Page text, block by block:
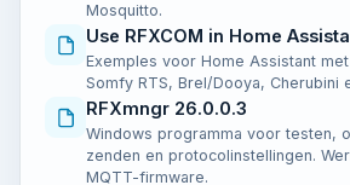
Mosquitto.
Use RFXCOM in Home
Exemples voor Home Assistant met
Somfy RTS, Brel/Dooya, Cherubini
RFXmngr 26.0.0.3
Windows programma voor testen,
zenden en protocolinstellingen.
MQTT-firmware.